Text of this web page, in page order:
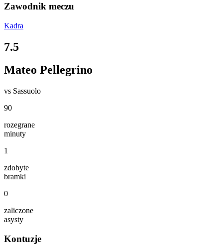
Zawodnik meczu
Kadra
7.5
Mateo Pellegrino
vs Sassuolo
90
rozegrane
minuty
1
zdobyte
bramki
0
zaliczone
asysty
Kontuzje